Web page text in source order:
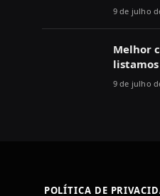
9 de julho
Melhor
9 de julho
POLÍTICA DE